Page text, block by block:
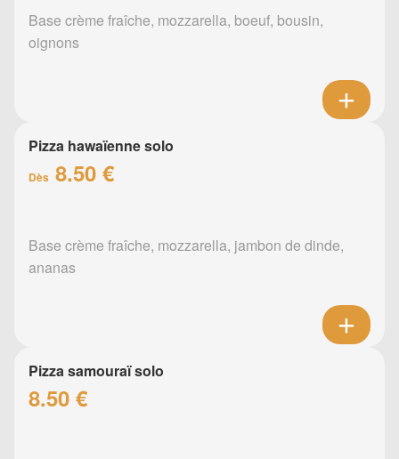
Base crème fraîche, mozzarella, boeuf, bousin,
oignons
Pizza hawaïenne solo
Dès 8.50 €
Base crème fraîche, mozzarella, jambon de dinde,
ananas
Pizza samouraï solo
8.50 €